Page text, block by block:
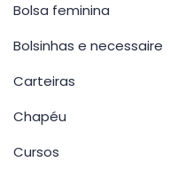
Bolsa feminina
Bolsinhas e necessaire
Carteiras
Chapéu
Cursos